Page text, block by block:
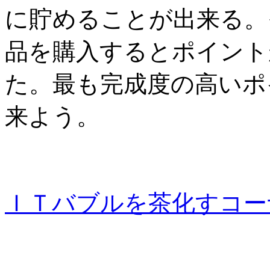
に貯めることが出来る
品を購入するとポイン
た。最も完成度の高い
来よう。
ＩＴバブルを茶化すコ